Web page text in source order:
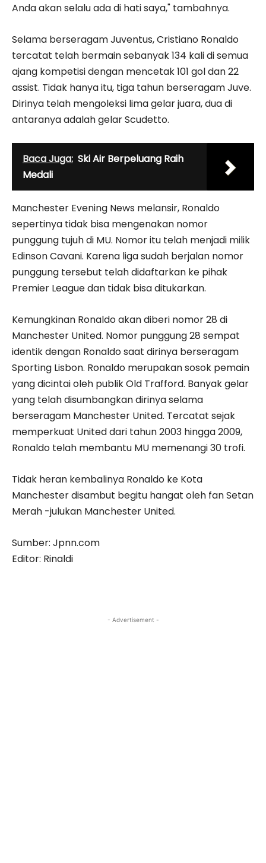
Anda akan selalu ada di hati saya," tambahnya.
Selama berseragam Juventus, Cristiano Ronaldo
tercatat telah bermain sebanyak 134 kali di semua
ajang kompetisi dengan mencetak 101 gol dan 22
assist. Tidak hanya itu, tiga tahun berseragam Juve.
Dirinya telah mengoleksi lima gelar juara, dua di
antaranya adalah gelar Scudetto.
Baca Juga: Ski Air Berpeluang Raih
Medali
Manchester Evening News melansir, Ronaldo
sepertinya tidak bisa mengenakan nomor
punggung tujuh di MU. Nomor itu telah menjadi milik
Edinson Cavani. Karena liga sudah berjalan nomor
punggung tersebut telah didaftarkan ke pihak
Premier League dan tidak bisa ditukarkan.
Kemungkinan Ronaldo akan diberi nomor 28 di
Manchester United. Nomor punggung 28 sempat
identik dengan Ronaldo saat dirinya berseragam
Sporting Lisbon. Ronaldo merupakan sosok pemain
yang dicintai oleh publik Old Trafford. Banyak gelar
yang telah disumbangkan dirinya selama
berseragam Manchester United. Tercatat sejak
memperkuat United dari tahun 2003 hingga 2009,
Ronaldo telah membantu MU memenangi 30 trofi.
Tidak heran kembalinya Ronaldo ke Kota
Manchester disambut begitu hangat oleh fan Setan
Merah -julukan Manchester United.
Sumber: Jpnn.com
Editor: Rinaldi
- Advertisement -